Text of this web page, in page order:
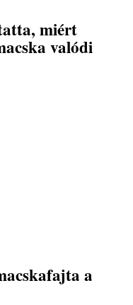
miért
valódi
a